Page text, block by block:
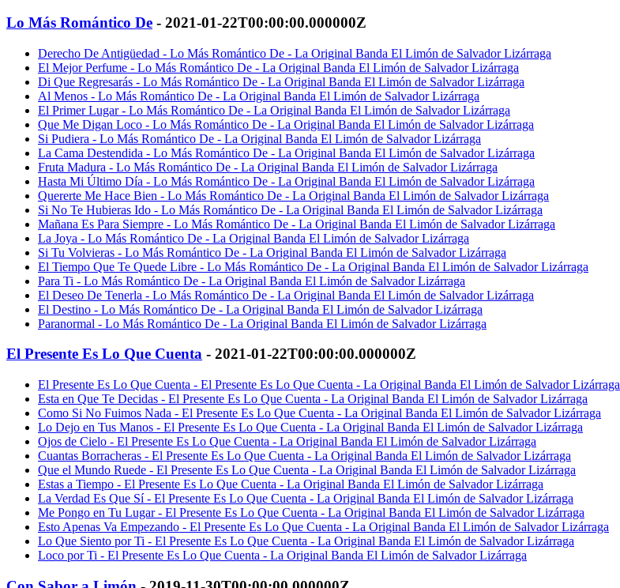
Lo Más Romántico De - 2021-01-22T00:00:00.000000Z
Derecho De Antigüedad - Lo Más Romántico De - La Original Banda El Limón de Salvador Lizárraga
El Mejor Perfume - Lo Más Romántico De - La Original Banda El Limón de Salvador Lizárraga
Di Que Regresarás - Lo Más Romántico De - La Original Banda El Limón de Salvador Lizárraga
Al Menos - Lo Más Romántico De - La Original Banda El Limón de Salvador Lizárraga
El Primer Lugar - Lo Más Romántico De - La Original Banda El Limón de Salvador Lizárraga
Que Me Digan Loco - Lo Más Romántico De - La Original Banda El Limón de Salvador Lizárraga
Si Pudiera - Lo Más Romántico De - La Original Banda El Limón de Salvador Lizárraga
La Cama Destendida - Lo Más Romántico De - La Original Banda El Limón de Salvador Lizárraga
Fruta Madura - Lo Más Romántico De - La Original Banda El Limón de Salvador Lizárraga
Hasta Mi Último Día - Lo Más Romántico De - La Original Banda El Limón de Salvador Lizárraga
Quererte Me Hace Bien - Lo Más Romántico De - La Original Banda El Limón de Salvador Lizárraga
Si No Te Hubieras Ido - Lo Más Romántico De - La Original Banda El Limón de Salvador Lizárraga
Mañana Es Para Siempre - Lo Más Romántico De - La Original Banda El Limón de Salvador Lizárraga
La Joya - Lo Más Romántico De - La Original Banda El Limón de Salvador Lizárraga
Si Tu Volvieras - Lo Más Romántico De - La Original Banda El Limón de Salvador Lizárraga
El Tiempo Que Te Quede Libre - Lo Más Romántico De - La Original Banda El Limón de Salvador Lizárraga
Para Ti - Lo Más Romántico De - La Original Banda El Limón de Salvador Lizárraga
El Deseo De Tenerla - Lo Más Romántico De - La Original Banda El Limón de Salvador Lizárraga
El Destino - Lo Más Romántico De - La Original Banda El Limón de Salvador Lizárraga
Paranormal - Lo Más Romántico De - La Original Banda El Limón de Salvador Lizárraga
El Presente Es Lo Que Cuenta - 2021-01-22T00:00:00.000000Z
El Presente Es Lo Que Cuenta - El Presente Es Lo Que Cuenta - La Original Banda El Limón de Salvador Lizárraga
Esta en Que Te Decidas - El Presente Es Lo Que Cuenta - La Original Banda El Limón de Salvador Lizárraga
Como Si No Fuimos Nada - El Presente Es Lo Que Cuenta - La Original Banda El Limón de Salvador Lizárraga
Lo Dejo en Tus Manos - El Presente Es Lo Que Cuenta - La Original Banda El Limón de Salvador Lizárraga
Ojos de Cielo - El Presente Es Lo Que Cuenta - La Original Banda El Limón de Salvador Lizárraga
Cuantas Borracheras - El Presente Es Lo Que Cuenta - La Original Banda El Limón de Salvador Lizárraga
Que el Mundo Ruede - El Presente Es Lo Que Cuenta - La Original Banda El Limón de Salvador Lizárraga
Estas a Tiempo - El Presente Es Lo Que Cuenta - La Original Banda El Limón de Salvador Lizárraga
La Verdad Es Que Sí - El Presente Es Lo Que Cuenta - La Original Banda El Limón de Salvador Lizárraga
Me Pongo en Tu Lugar - El Presente Es Lo Que Cuenta - La Original Banda El Limón de Salvador Lizárraga
Esto Apenas Va Empezando - El Presente Es Lo Que Cuenta - La Original Banda El Limón de Salvador Lizárraga
Lo Que Siento por Ti - El Presente Es Lo Que Cuenta - La Original Banda El Limón de Salvador Lizárraga
Loco por Ti - El Presente Es Lo Que Cuenta - La Original Banda El Limón de Salvador Lizárraga